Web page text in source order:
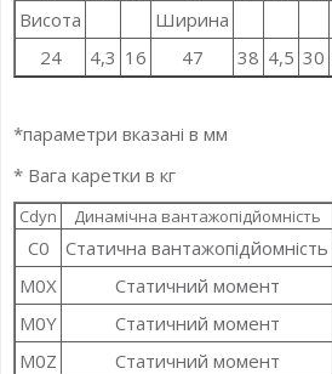
Висота Ширина
24
4,3 16 47 38 4,5 30
*параметри вказані в мм
* Вага каретки в кг
Cdyn Динамічна вантажопідйомність
C0 Статична вантажопідйомність
M0X
Статичний момент
M0Y
Статичний момент
M0Z
Статичний момент